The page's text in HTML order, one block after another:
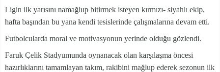
Ligin ilk yarısını namağlup bitirmek isteyen kırmızı- siyahlı ekip,
hafta başından bu yana kendi tesislerinde çalışmalarına devam etti.
Futbolcularda moral ve motivasyonun yerinde olduğu gözlendi.
Faruk Çelik Stadyumunda oynanacak olan karşılaşma öncesi
hazırlıklarını tamamlayan takım, rakibini mağlup ederek sezonun ilk